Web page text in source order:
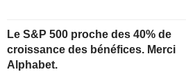
Le S&P 500 proche des 40% de
croissance des bénéfices. Merci
Alphabet.